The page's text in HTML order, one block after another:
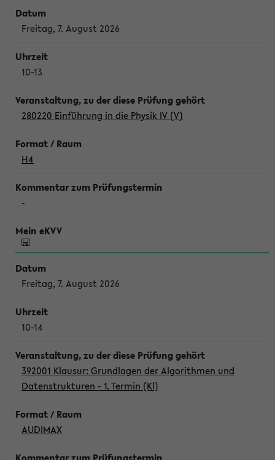
Freitag, 7. August 2026
10-13
280220 Einführung in die Physik IV (V)
H4
-
Freitag, 7. August 2026
10-14
392001 Klausur: Grundlagen der Algorithmen und
Datenstrukturen - 1. Termin (Kl)
AUDIMAX